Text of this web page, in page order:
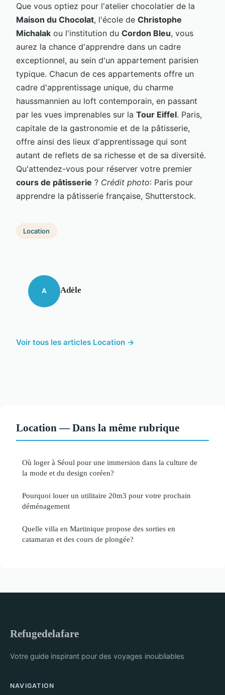
Que vous optiez pour l'atelier chocolatier de la
Maison du Chocolat, l'école de Christophe
Michalak ou l'institution du Cordon Bleu, vous
aurez la chance d'apprendre dans un cadre
exceptionnel, au sein d'un appartement parisien
typique. Chacun de ces appartements offre un
cadre d'apprentissage unique, du charme
haussmannien au loft contemporain, en passant
par les vues imprenables sur la Tour Eiffel. Paris,
capitale de la gastronomie et de la pâtisserie,
offre ainsi des lieux d'apprentissage qui sont
autant de reflets de sa richesse et de sa diversité.
Qu'attendez-vous pour réserver votre premier
cours de pâtisserie ? Crédit photo: Paris pour
apprendre la pâtisserie française, Shutterstock.
Location
A Adèle
Voir tous les articles Location →
Location — Dans la même rubrique
Où loger à Séoul pour une immersion dans la culture de
la mode et du design coréen?
Pourquoi louer un utilitaire 20m3 pour votre prochain
déménagement
Quelle villa en Martinique propose des sorties en
catamaran et des cours de plongée?
Refugedelafare
Votre guide inspirant pour des voyages inoubliables
NAVIGATION